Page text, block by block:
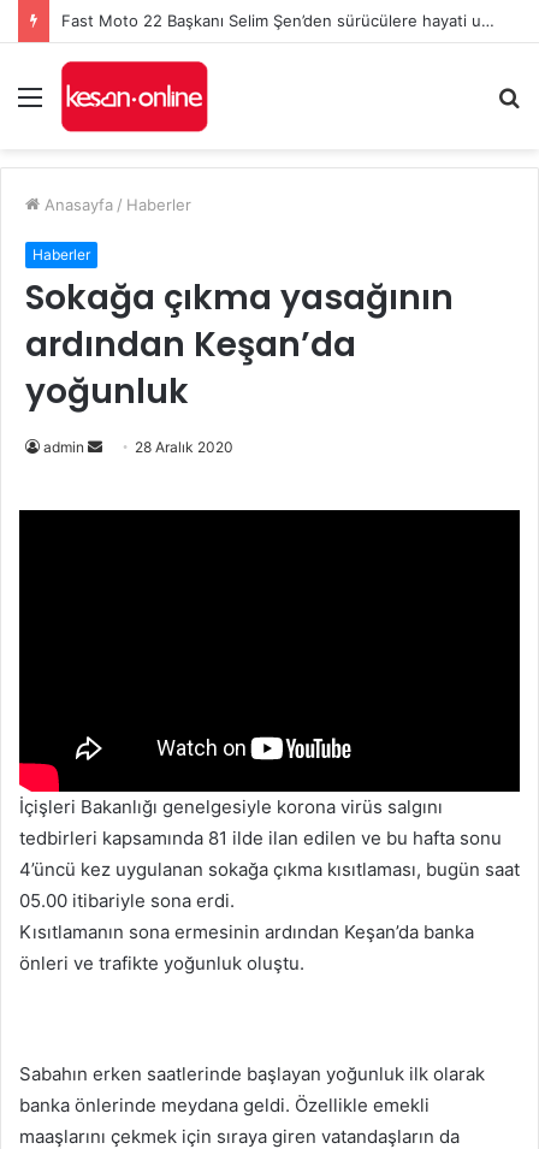
Fast Moto 22 Başkanı Selim Şen’den sürücülere hayati uyarılar: Kurallar, karşılıklı saygı ve kaska dikkat!
Menü
...
Anasayfa / Haberler
Haberler
Sokağa çıkma yasağının
ardından Keşan’da
yoğunluk
admin
Bir
28 Aralık 2020
İçişleri Bakanlığı genelgesiyle korona virüs salgını
tedbirleri kapsamında 81 ilde ilan edilen ve bu hafta sonu
4’üncü kez uygulanan sokağa çıkma kısıtlaması, bugün saat
05.00 itibariyle sona erdi.
Kısıtlamanın sona ermesinin ardından Keşan’da banka
önleri ve trafikte yoğunluk oluştu.
Sabahın erken saatlerinde başlayan yoğunluk ilk olarak
banka önlerinde meydana geldi. Özellikle emekli
maaşlarını çekmek için sıraya giren vatandaşların da